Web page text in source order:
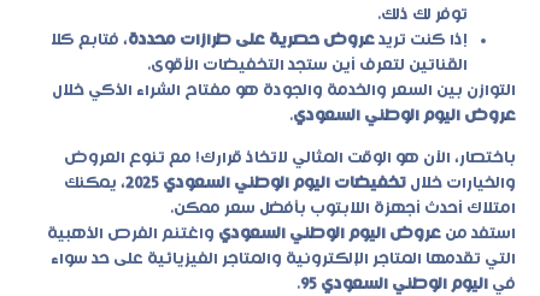
توفر لك ذلك.
إذا كنت تريد عروض حصرية على طرازات محددة، فتابع كلا
القناتين لتعرف أين ستجد التخفيضات الأقوى.
التوازن بين السعر والخدمة والجودة هو مفتاح الشراء الذكي خلال
عروض اليوم الوطني السعودي.
باختصار، الآن هو الوقت المثالي لاتخاذ قرارك! مع تنوع العروض
والخيارات خلال تخفيضات اليوم الوطني السعودي 2025
، يمكنك
امتلاك أحدث أجهزة اللابتوب بأفضل سعر ممكن.
استفد من عروض اليوم الوطني السعودي واغتنم الفرص الذهبية
التي تقدمها المتاجر الإلكترونية والمتاجر الفيزيائية على حد سواء
في اليوم الوطني السعودي 95 .